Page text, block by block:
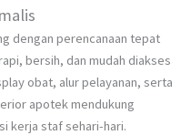
dengan perencanaan tepat
bersih, dan mudah diakses
obat, alur pelayanan, serta
apotek mendukung
kerja staf sehari-hari.